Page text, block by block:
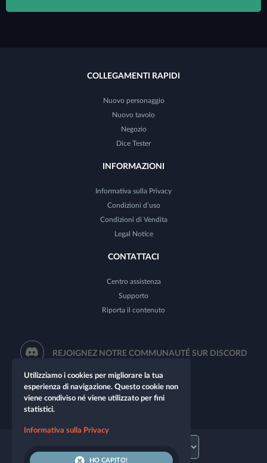
COLLEGAMENTI RAPIDI
Nuovo personaggio
Nuovo tavolo
Negozio
Dice Tester
INFORMAZIONI
Informativa sulla Privacy
Condizioni d’uso
Condizioni di Vendita
Legal Notice
CONTATTACI
Centro assistenza
Supporto
Riporta il contenuto
REJOIGNEZ NOTRE COMMUNAUTÉ SUR DISCORD
Utilizziamo i cookies per migliorare la tua
esperienza di navigazione. Questo cookie non
viene condiviso né viene utilizzato per fini
statistici.
Informativa sulla Privacy
HO CAPITO!